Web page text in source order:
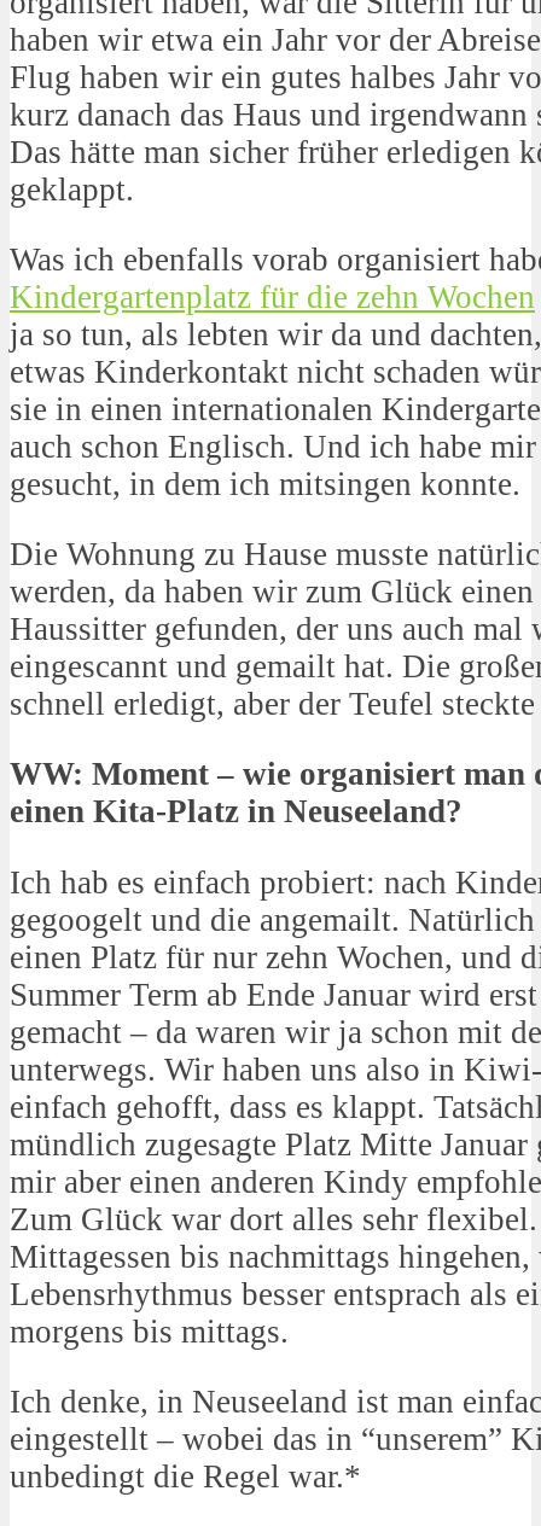
haben wir etwa ein Jahr vor der
Flug haben wir ein gutes halbes Jahr
kurz danach das Haus und irgendwann
Das hätte man sicher früher erledigen
geklappt.
Was ich ebenfalls vorab organisiert
Kindergartenplatz für die zehn Wochen
ja so tun, als lebten wir da und
etwas Kinderkontakt nicht schaden
sie in einen internationalen
auch schon Englisch. Und ich habe
gesucht, in dem ich mitsingen konnte.
Die Wohnung zu Hause musste
werden, da haben wir zum Glück
Haussitter gefunden, der uns auch mal
eingescannt und gemailt hat. Die
schnell erledigt, aber der Teufel
WW: Moment – wie organisiert man
einen Kita-Platz in Neuseeland?
Ich hab es einfach probiert: nach
gegoogelt und die angemailt.
einen Platz für nur zehn Wochen, und
Summer Term ab Ende Januar wird
gemacht – da waren wir ja schon mit
unterwegs. Wir haben uns also in
einfach gehofft, dass es klappt.
mündlich zugesagte Platz Mitte Januar
mir aber einen anderen Kindy
Zum Glück war dort alles sehr
Mittagessen bis nachmittags hingehen,
Lebensrhythmus besser entsprach als
morgens bis mittags.
Ich denke, in Neuseeland ist man
eingestellt – wobei das in “unserem”
unbedingt die Regel war.*